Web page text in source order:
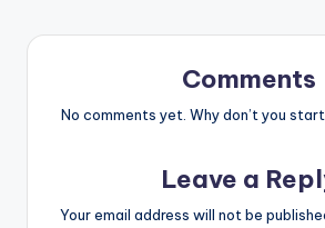
Comments
No comments yet. Why don’t you
Leave a
Your email address will not be